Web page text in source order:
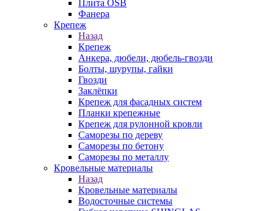
Плита OSB
Фанера
Крепеж
Назад
Крепеж
Анкера, дюбели, дюбель-гвозди
Болты, шурупы, гайки
Гвозди
Заклёпки
Крепеж для фасадных систем
Планки крепежные
Крепеж для рулонной кровли
Саморезы по дереву
Саморезы по бетону
Саморезы по металлу
Кровельные материалы
Назад
Кровельные материалы
Водосточные системы